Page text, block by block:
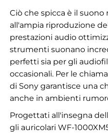
Ciò che spicca è il suono
all'ampia riproduzione
prestazioni audio
strumenti suonano
perfetti sia per gli
occasionali. Per le
di Sony garantisce una
anche in ambienti
Progettati all'insegna
gli auricolari WF-